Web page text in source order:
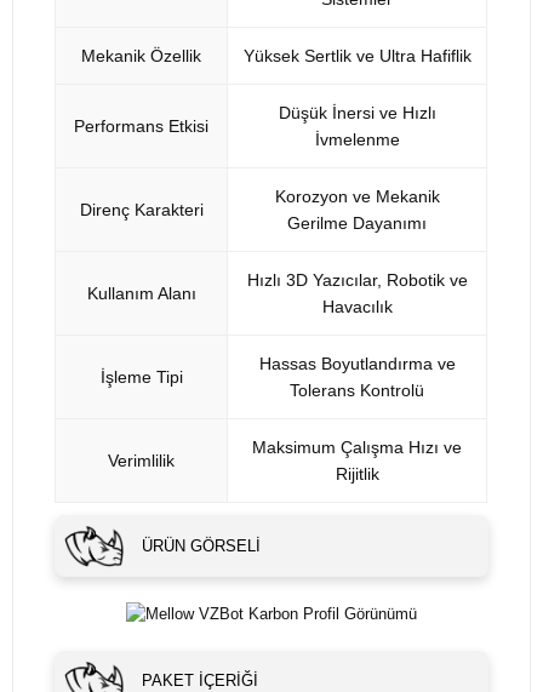
Mekanik Özellik Yüksek Sertlik ve Ultra Hafiflik
Performans Etkisi
Düşük İnersi ve Hızlı
İvmelenme
Direnç Karakteri
Korozyon ve Mekanik
Gerilme Dayanımı
Kullanım Alanı
Hızlı 3D Yazıcılar, Robotik ve
Havacılık
İşleme Tipi
Hassas Boyutlandırma ve
Tolerans Kontrolü
Verimlilik
Maksimum Çalışma Hızı ve
Rijitlik
ÜRÜN GÖRSELI
PAKET İÇERIĞI